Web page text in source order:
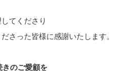
てくださり
さった皆様に感謝いたします
きのご愛顧を